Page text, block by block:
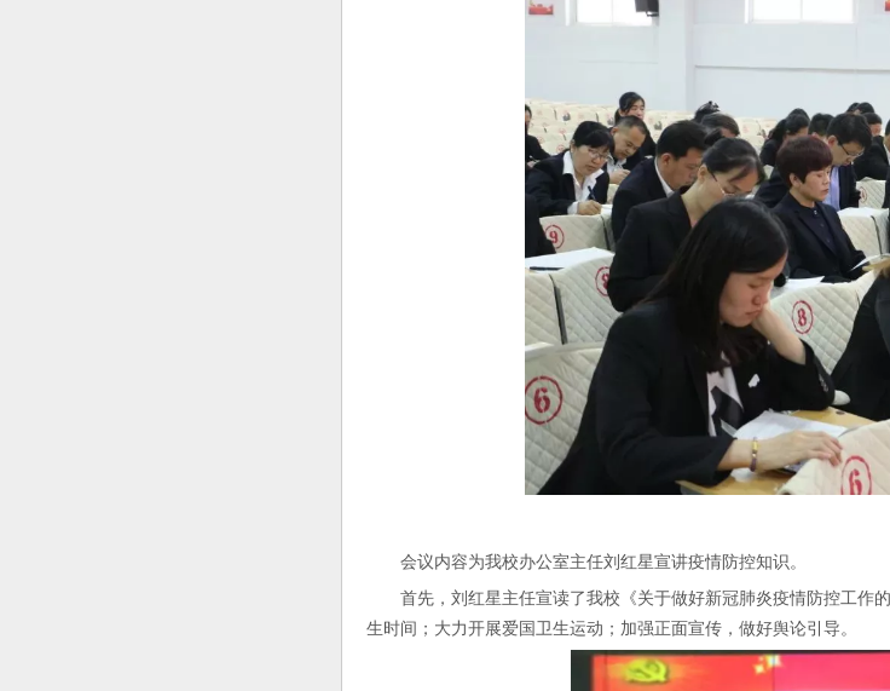
会议内容为我校办公室主任刘红星宣讲疫情防控知识。
首先，刘红星主任宣读了我校《关于做好新冠肺炎疫情防控工作
生时间；大力开展爱国卫生运动；加强正面宣传，做好舆论引导。